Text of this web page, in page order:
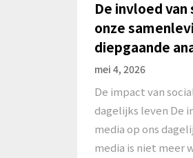
De invloed
onze
diepgaande
mei 4, 2026
De impact van
dagelijks leven De
media op ons
media is niet meer